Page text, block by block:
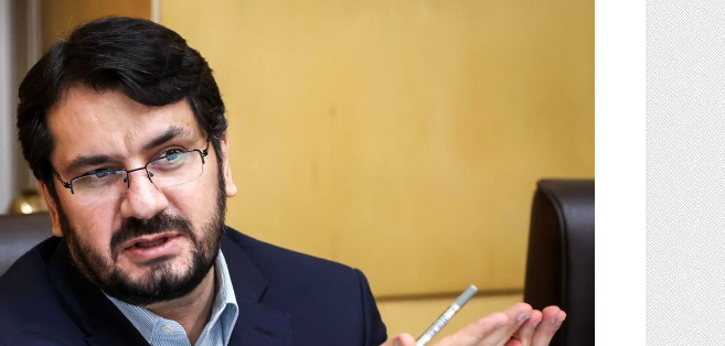
بورس
مسکن
و
شهری
نفت،
گاز
و
پتروشیمی
صنعت
و
خودرو
استارت
آپ